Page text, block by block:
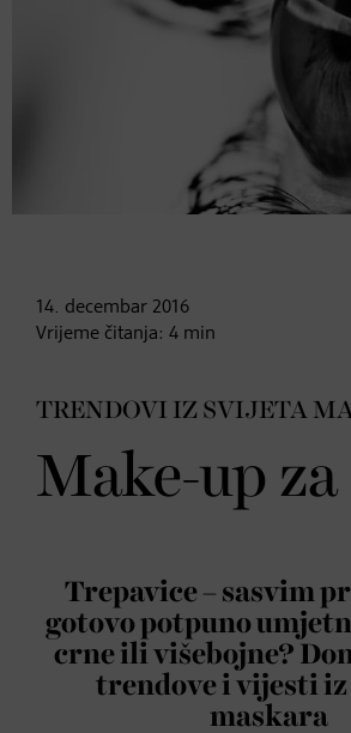
14. decembar 2016
Vrijeme čitanja: 4 min
TRENDOVI IZ SVIJETA
Make-up
Trepavice – sasvim
gotovo potpuno
crne ili višebojne?
trendove i vijesti
maskara